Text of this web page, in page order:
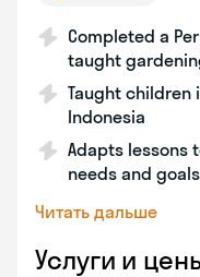
Completed a
taught
Taught children
Indonesia
Adapts lessons
needs and goals
Читать дальше
Услуги и